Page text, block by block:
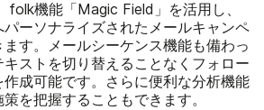
folk機能「Magic Field」を活用し、
ーソナライズされたメールキャンペ
す。メールシーケンス機能も備わっ
ストを切り替えることなくフォロー
作成可能です。さらに便利な分析機能
を把握することもできます。